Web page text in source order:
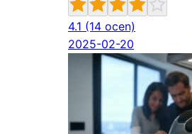
4.1 (14 ocen)
2025-02-20